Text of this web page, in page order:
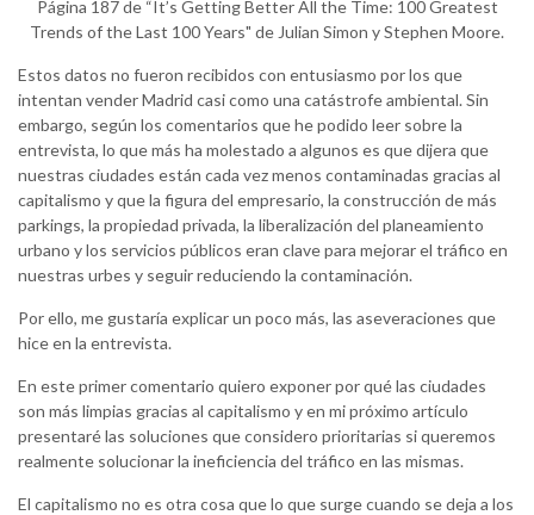
Página 187 de “It’s Getting Better All the Time: 100 Greatest
Trends of the Last 100 Years" de Julian Simon y Stephen Moore.
Estos datos no fueron recibidos con entusiasmo por los que
intentan vender Madrid casi como una catástrofe ambiental. Sin
embargo, según los comentarios que he podido leer sobre la
entrevista, lo que más ha molestado a algunos es que dijera que
nuestras ciudades están cada vez menos contaminadas gracias al
capitalismo y que la figura del empresario, la construcción de más
parkings, la propiedad privada, la liberalización del planeamiento
urbano y los servicios públicos eran clave para mejorar el tráfico en
nuestras urbes y seguir reduciendo la contaminación.
Por ello, me gustaría explicar un poco más, las aseveraciones que
hice en la entrevista.
En este primer comentario quiero exponer por qué las ciudades
son más limpias gracias al capitalismo y en mi próximo artículo
presentaré las soluciones que considero prioritarias si queremos
realmente solucionar la ineficiencia del tráfico en las mismas.
El capitalismo no es otra cosa que lo que surge cuando se deja a los